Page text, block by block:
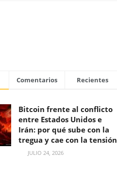
Comentarios Recientes
Bitcoin frente al conflicto
entre Estados Unidos e
Irán: por qué sube con la
tregua y cae con la tensión
JULIO 24, 2026